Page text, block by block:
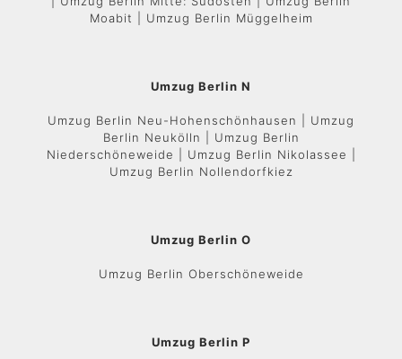
Moabit | Umzug Berlin Müggelheim
Umzug Berlin N
Umzug Berlin Neu-Hohenschönhausen | Umzug
Berlin Neukölln | Umzug Berlin
Niederschöneweide | Umzug Berlin Nikolassee |
Umzug Berlin Nollendorfkiez
Umzug Berlin O
Umzug Berlin Oberschöneweide
Umzug Berlin P